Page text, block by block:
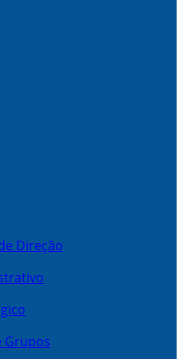
Direção
Grupos